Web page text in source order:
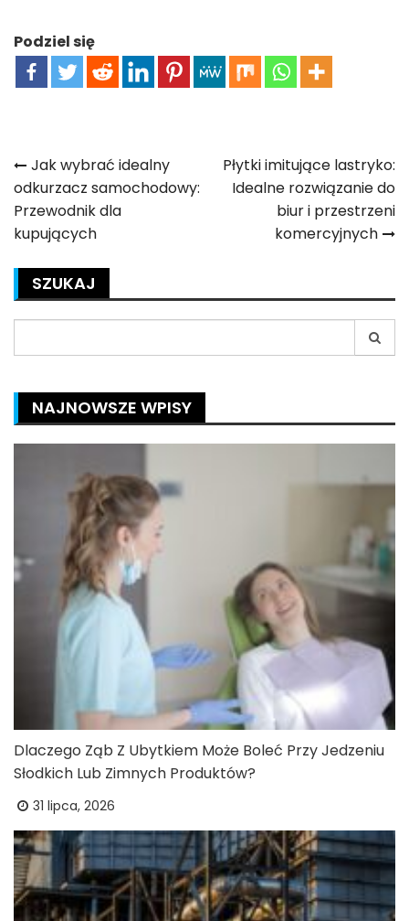
Podziel się
Nawigacja
wpisu
Jak wybrać idealny
odkurzacz samochodowy:
Przewodnik dla
kupujących
Płytki imitujące lastryko:
Idealne rozwiązanie do
biur i przestrzeni
komercyjnych
SZUKAJ
for:
NAJNOWSZE WPISY
Dlaczego Ząb Z Ubytkiem Może Boleć Przy Jedzeniu
Słodkich Lub Zimnych Produktów?
31 lipca, 2026